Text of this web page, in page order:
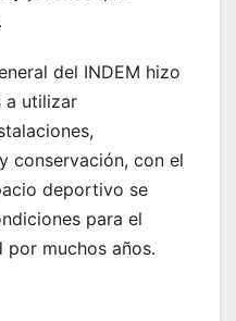
del INDEM hizo
a utilizar
conservación, con el
deportivo se
para el
muchos años.